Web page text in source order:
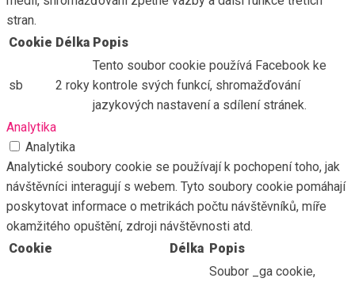
stran.
Cookie Délka Popis
sb 2 roky
Tento soubor cookie používá Facebook ke
kontrole svých funkcí, shromažďování
jazykových nastavení a sdílení stránek.
Analytika
Analytika
Analytické soubory cookie se používají k pochopení toho, jak
návštěvníci interagují s webem. Tyto soubory cookie pomáhají
poskytovat informace o metrikách počtu návštěvníků, míře
okamžitého opuštění, zdroji návštěvnosti atd.
Cookie
Délka Popis
Soubor _ga cookie,